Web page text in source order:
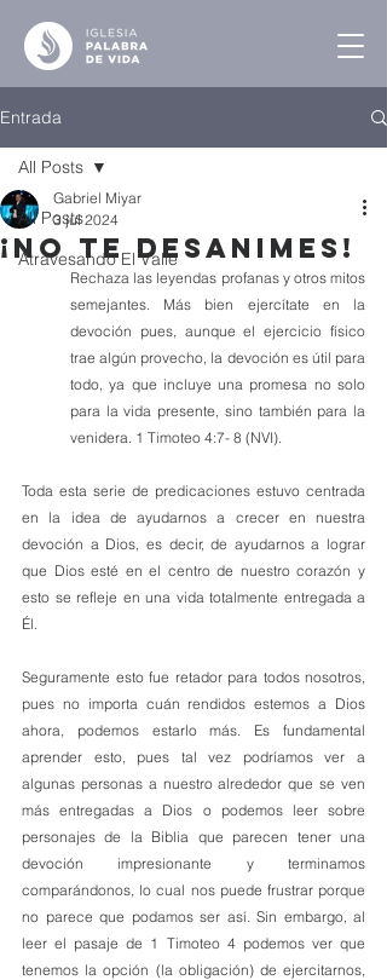
Entrada
All Posts
Atravesando El Valle
All Posts
¡No te Desanimes!
Gabriel Miyar
3 jul 2024
Rechaza las leyendas profanas y otros mitos
semejantes. Más bien ejercítate en la
devoción pues, aunque el ejercicio físico
trae algún provecho, la devoción es útil para
todo, ya que incluye una promesa no solo
para la vida presente, sino también para la
venidera. 1 Timoteo 4:7- 8 (NVI).
Toda esta serie de predicaciones estuvo centrada
en la idea de ayudarnos a crecer en nuestra
devoción a Dios, es decir, de ayudarnos a lograr
que Dios esté en el centro de nuestro corazón y
esto se refleje en una vida totalmente entregada a
Él.
Seguramente esto fue retador para todos nosotros,
pues no importa cuán rendidos estemos a Dios
ahora, podemos estarlo más. Es fundamental
aprender esto, pues tal vez podríamos ver a
algunas personas a nuestro alrededor que se ven
más entregadas a Dios o podemos leer sobre
personajes de la Biblia que parecen tener una
devoción impresionante y terminamos
comparándonos, lo cual nos puede frustrar porque
no parece que podamos ser así. Sin embargo, al
leer el pasaje de 1 Timoteo 4 podemos ver que
tenemos la opción (la obligación) de ejercitarnos,